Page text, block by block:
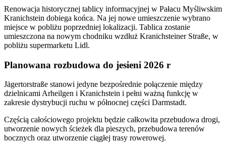
Renowacja historycznej tablicy informacyjnej w Pałacu Myśliwskim
Kranichstein dobiega końca. Na jej nowe umieszczenie wybrano
miejsce w pobliżu poprzedniej lokalizacji. Tablica zostanie
umieszczona na nowym chodniku wzdłuż Kranichsteiner Straße, w
pobliżu supermarketu Lidl.
Planowana rozbudowa do jesieni 2026 r
Jägertorstraße stanowi jedyne bezpośrednie połączenie między
dzielnicami Arheilgen i Kranichstein i pełni ważną funkcję w
zakresie dystrybucji ruchu w północnej części Darmstadt.
Częścią całościowego projektu będzie całkowita przebudowa drogi,
utworzenie nowych ścieżek dla pieszych, przebudowa terenów
bocznych oraz utworzenie ciągłej trasy rowerowej.